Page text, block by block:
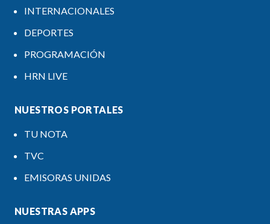
INTERNACIONALES
DEPORTES
PROGRAMACIÓN
HRN LIVE
NUESTROS PORTALES
TU NOTA
TVC
EMISORAS UNIDAS
NUESTRAS APPS